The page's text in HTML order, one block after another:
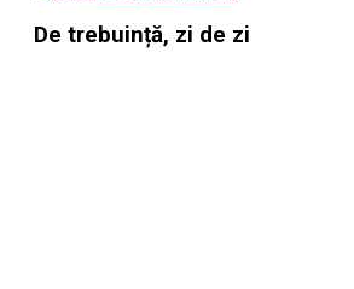
De trebuință, zi de zi